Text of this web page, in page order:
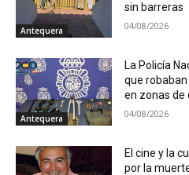
Antequera
sin barreras
04/08/2026
Antequera
La Policía
que
en zonas de
04/08/2026
El cine y la
por la